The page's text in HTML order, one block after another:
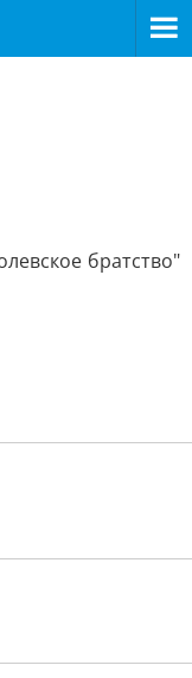
братство"